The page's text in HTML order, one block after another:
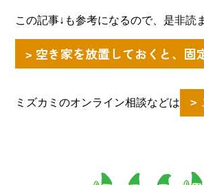
この記事↓も参考になるので、是非読
空き家を放置しておくと、固
ミズカミのオンライン相談などは